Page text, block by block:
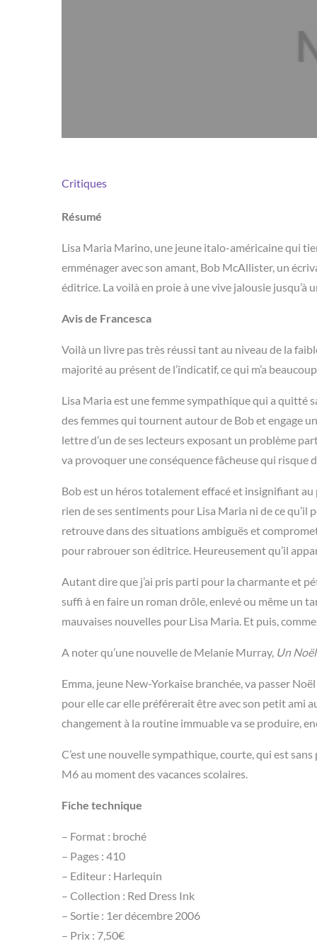
Critiques
Résumé
Lisa Maria Marino, une jeune italo-américaine qui
emménager avec son amant, Bob McAllister, un
éditrice. La voilà en proie à une vive jalousie
Avis de Francesca
Voilà un livre pas très réussi tant au niveau de la
majorité au présent de l’indicatif, ce qui m’a
Lisa Maria est une femme sympathique qui a quitté
des femmes qui tournent autour de Bob et engage
lettre d’un de ses lecteurs exposant un problème
va provoquer une conséquence fâcheuse qui risque
Bob est un héros totalement effacé et insignifiant
rien de ses sentiments pour Lisa Maria ni de ce qu’il
retrouve dans des situations ambiguës et
pour rabrouer son éditrice. Heureusement qu’il
Autant dire que j’ai pris parti pour la charmante et
suffi à en faire un roman drôle, enlevé ou même un
mauvaises nouvelles pour Lisa Maria. Et puis,
A noter qu’une nouvelle de Melanie Murray, Un
Emma, jeune New-Yorkaise branchée, va passer
pour elle car elle préférerait être avec son petit ami
changement à la routine immuable va se produire,
C’est une nouvelle sympathique, courte, qui est
M6 au moment des vacances scolaires.
Fiche technique
– Format : broché
– Pages : 410
– Editeur : Harlequin
– Collection : Red Dress Ink
– Sortie : 1er décembre 2006
– Prix : 7,50€